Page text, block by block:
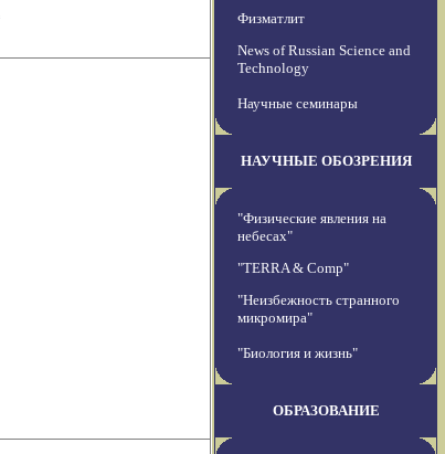
Физматлит
News of Russian Science and
Technology
Научные семинары
НАУЧНЫЕ ОБОЗРЕНИЯ
"Физические явления на
небесах"
"TERRA & Comp"
"Неизбежность странного
микромира"
"Биология и жизнь"
ОБРАЗОВАНИЕ